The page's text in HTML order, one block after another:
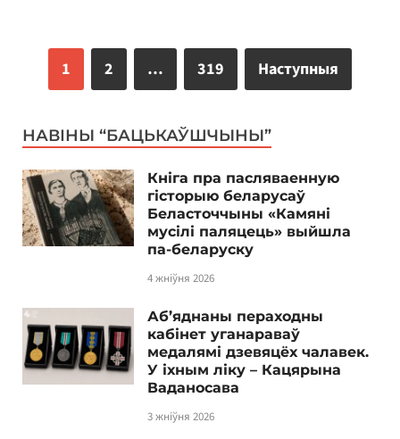
1 2 … 319 Наступныя
НАВІНЫ “БАЦЬКАЎШЧЫНЫ”
Кніга пра пасляваенную
гісторыю беларусаў
Беласточчыны «Камяні
мусілі паляцець» выйшла
па-беларуску
4 жніўня 2026
Аб’яднаны пераходны
кабінет уганараваў
медалямі дзевяцёх чалавек.
У іхным ліку – Кацярына
Ваданосава
3 жніўня 2026